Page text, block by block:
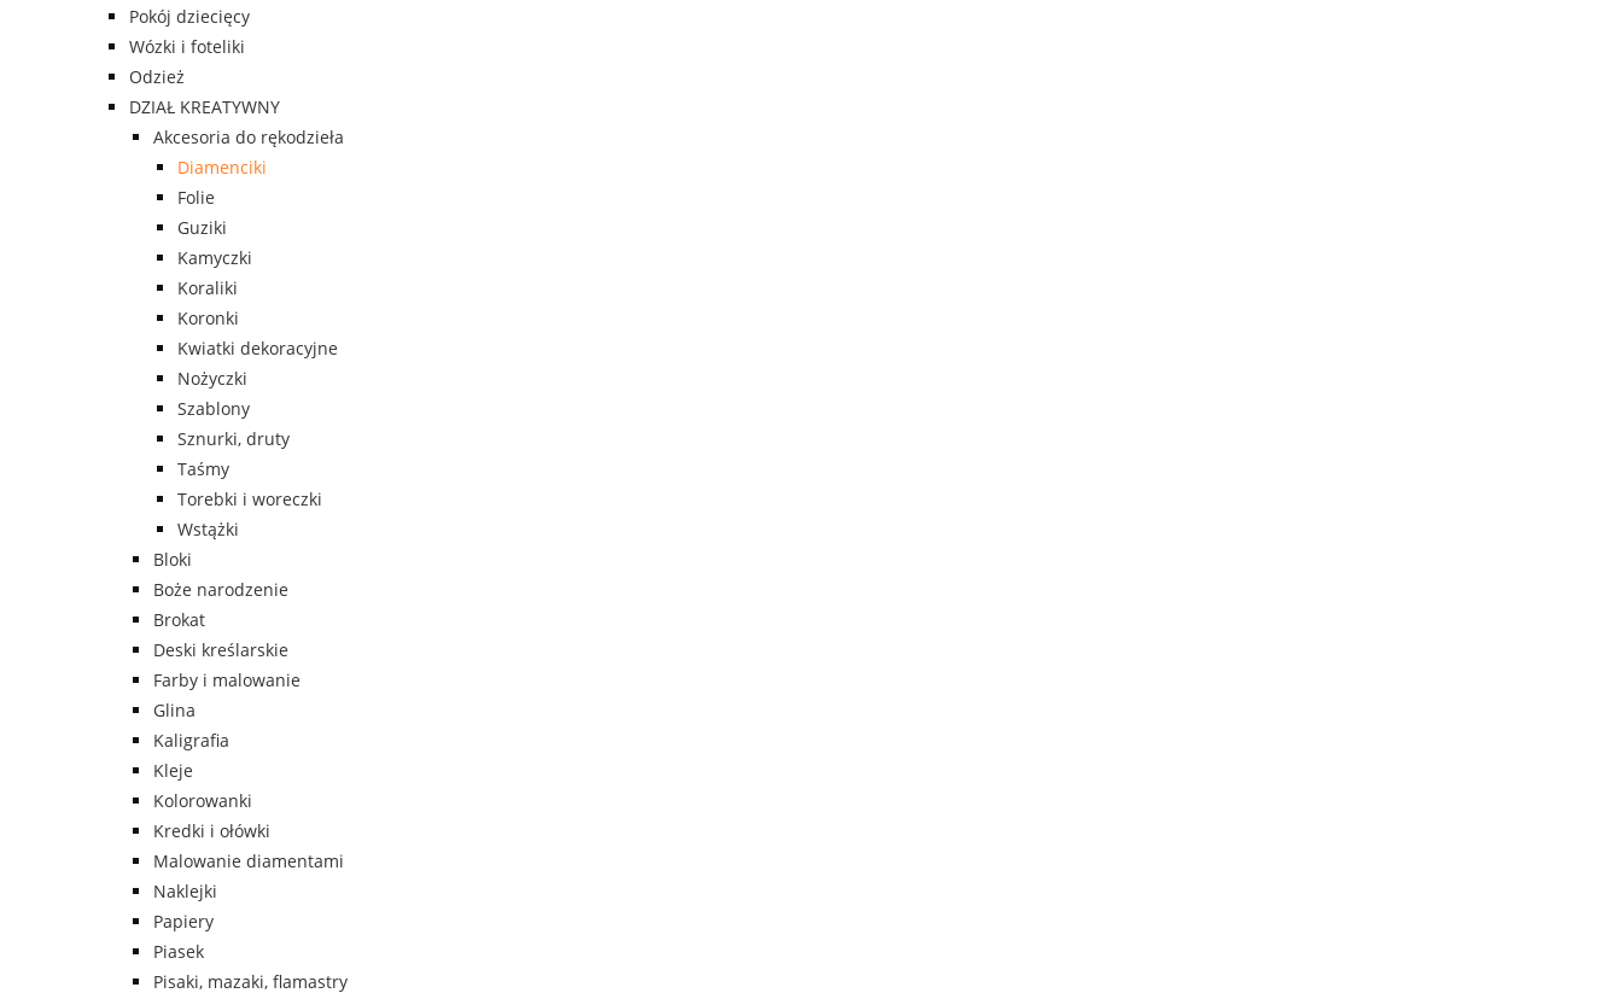
Pokój dziecięcy
Wózki i foteliki
Odzież
DZIAŁ KREATYWNY
Akcesoria do rękodzieła
Diamenciki
Folie
Guziki
Kamyczki
Koraliki
Koronki
Kwiatki dekoracyjne
Nożyczki
Szablony
Sznurki, druty
Taśmy
Torebki i woreczki
Wstążki
Bloki
Boże narodzenie
Brokat
Deski kreślarskie
Farby i malowanie
Glina
Kaligrafia
Kleje
Kolorowanki
Kredki i ołówki
Malowanie diamentami
Naklejki
Papiery
Piasek
Pisaki, mazaki, flamastry